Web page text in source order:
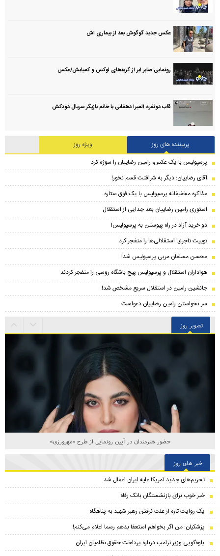
عکس جدید گوگوش بعد از بیماری اش
رونمایی صابر ابر از گربه‌های لوکس و کمیابش/عکس
قاب دونفره المیرا دهقانی با خانم بازیگر سریال دودکش
پربیننده های روز
ویژه روز
پرسپولیس با یک عکس، رامین رضاییان را سوژه کرد
آقای رضاییان؛ دیگر به شرافتت قسم نخور!
مذاکره مخفیفانه پرسپولیس با یک فوق ستاره
استوری رامین رضاییان بعد جدایی از استقلال
دو خرید آزاد در راه پیوستن به پرسپولیس!
توییت تاجرنیا استقلالی‌ها را منفجر کرد
محسن مسلمان مربی پرسپولیس شد!
هواداران استقلال و پرسپولیس پیج باشگاه روسی را منفجر کردند
جانشین رامین در استقلال سریع مشخص شد!
سر نخواستن رامین رضاییان دعواست
تصویر روز
حضور هنرمندان در آیین رونمایی از طرح «مهرورزی»
خبر های روز
تحریم‌های جدید آمریکا علیه ایران اعمال شد
خبر خوب برای بازنشستگان بانک رفاه
یک روایت تازه از علت نرفتن رهبر شهید به پناهگاه
پزشکیان: من اگر بخواهم استعفا بدهم رسما اعلام می‌کنم!
یاوه‌گویی وزیر ترامپ درباره پرداخت حقوق نظامیان ایران